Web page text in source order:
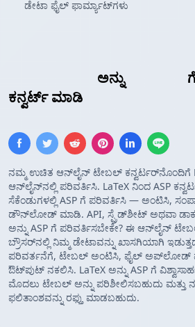
ಅನ್ನು
ಕನ್ವರ್ಟ್ ಮಾಡಿ
ನಮ್ಮ ಉಚಿತ ಆನ್‌ಲೈನ್ ಟೇಬಲ್ ಕನ್ವರ್ಟರ್‌ನೊಂದಿಗೆ
ಆನ್‌ಲೈನ್‌ನಲ್ಲಿ ಪರಿವರ್ತಿಸಿ. LaTeX ನಿಂದ ASP
ಸೆಕೆಂಡುಗಳಲ್ಲಿ ASP ಗೆ ಪರಿವರ್ತಿಸಿ — ಅಂಟಿಸಿ,
ಡೌನ್‌ಲೋಡ್ ಮಾಡಿ. API, ಸ್ಪ್ರೆಡ್‌ಶೀಟ್ ಅಥವಾ
ಅನ್ನು ASP ಗೆ ಪರಿವರ್ತಿಸಬೇಕೇ? ಈ ಆನ್‌ಲೈನ್
ಬ್ರೌಸರ್‌ನಲ್ಲಿ ನಿಮ್ಮ ಡೇಟಾವನ್ನು ಖಾಸಗಿಯಾಗಿ
ಪರಿವರ್ತನೆಗೆ, ಟೇಬಲ್ ಅಂಟಿಸಿ, ಫೈಲ್ ಅಪ್‌ಲೋಡ್
ಔಟ್‌ಪುಟ್ ನಕಲಿಸಿ. LaTeX ಅನ್ನು ASP ಗೆ
ಮೊದಲು ಟೇಬಲ್ ಅನ್ನು ಪರಿಶೀಲಿಸಬಹುದು ಮತ್ತು
ಫಲಿತಾಂಶವನ್ನು ರಫ್ತು ಮಾಡಬಹುದು.
ಡೇಟಾ ಫೈಲ್ ಫಾರ್ಮ್ಯಾಟ್‌ಗಳು